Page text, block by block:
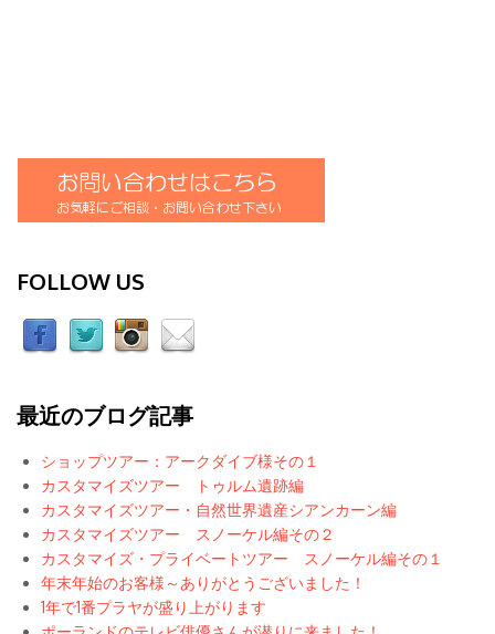
FOLLOW US
最近のブログ記事
ショップツアー：アークダイブ様その１
カスタマイズツアー トゥルム遺跡編
カスタマイズツアー・自然世界遺産シアンカーン編
カスタマイズツアー スノーケル編その２
カスタマイズ・プライベートツアー スノーケル編その１
年末年始のお客様～ありがとうございました！
1年で1番プラヤが盛り上がります